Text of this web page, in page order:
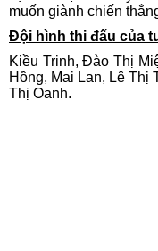
muốn giành chiến
Đội hình thi đấu của
Kiều Trinh, Đào Thị
Hồng, Mai Lan, Lê Thị
Thị Oanh.